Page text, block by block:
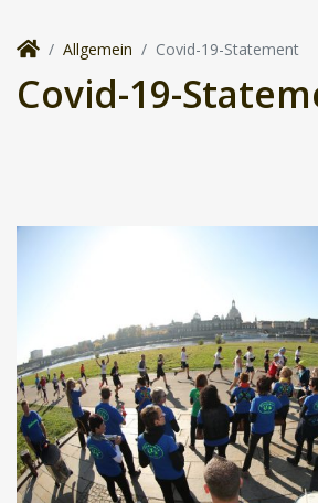
Allgemein Covid-19-Statement
Covid-19-